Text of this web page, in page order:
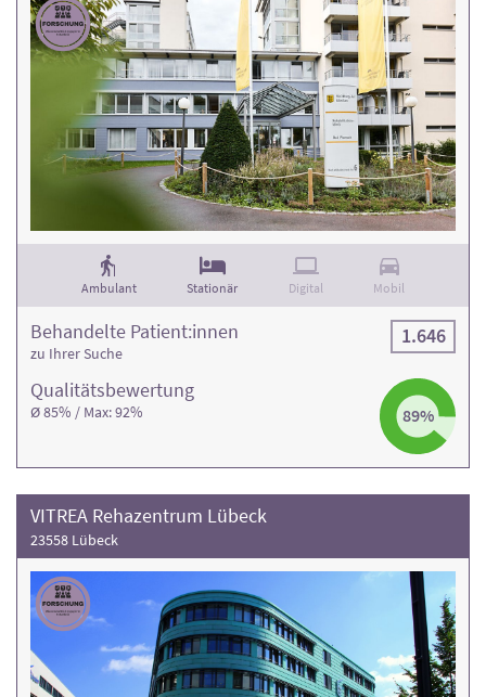
Ambulant Stationär Digital Mobil
Qualitäts­bewertung
Ø 85% / Max: 92% 89%
Behandelte Patient:innen
zu Ihrer Suche
1.646
VITREA Rehazentrum Lübeck
23558 Lübeck